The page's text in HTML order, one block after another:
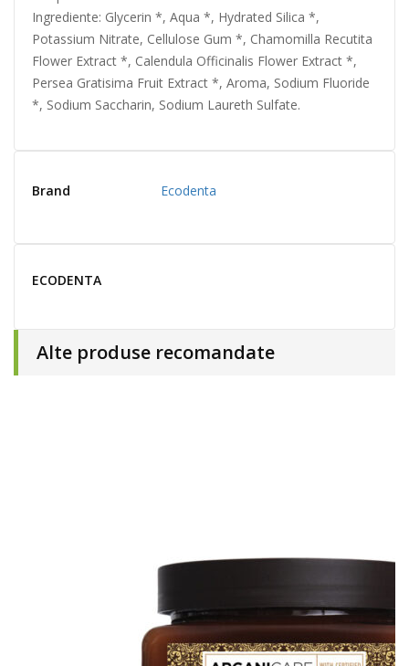
Ingrediente: Glycerin *, Aqua *, Hydrated Silica *,
Potassium Nitrate, Cellulose Gum *, Chamomilla Recutita
Flower Extract *, Calendula Officinalis Flower Extract *,
Persea Gratisima Fruit Extract *, Aroma, Sodium Fluoride
*, Sodium Saccharin, Sodium Laureth Sulfate.
Brand Ecodenta
ECODENTA
Alte produse recomandate